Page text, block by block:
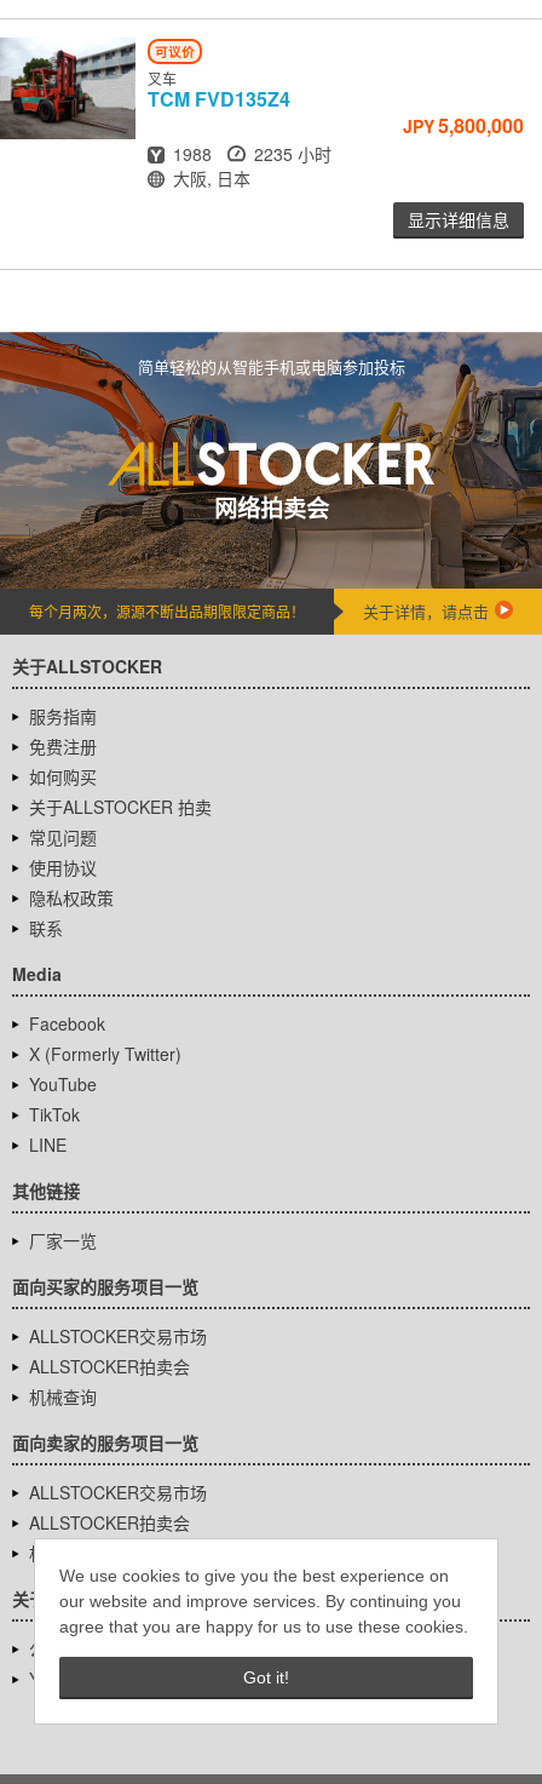
We use cookies to give you the best experience on
our website and improve services. By continuing you
agree that you are happy for us to use these cookies.
Got it!
可议价
叉车
TCM FVD135Z4
JPY5,800,000
出厂年份
1988 小时
2235 小时
地点
大阪, 日本
显示详细信息
简单轻松的从智能手机或电脑参加投标
网络拍卖会
每个月两次，源源不断出品期限限定商品！ 关于详情，请点击
关于ALLSTOCKER
服务指南
免费注册
如何购买
关于ALLSTOCKER 拍卖
常见问题
使用协议
隐私权政策
联系
Media
Facebook
X (Formerly Twitter)
YouTube
TikTok
LINE
其他链接
厂家一览
面向买家的服务项目一览
ALLSTOCKER交易市场
ALLSTOCKER拍卖会
机械查询
面向卖家的服务项目一览
ALLSTOCKER交易市场
ALLSTOCKER拍卖会
机械查询
关于我们
公司基本信息
YUTAKA Inc.